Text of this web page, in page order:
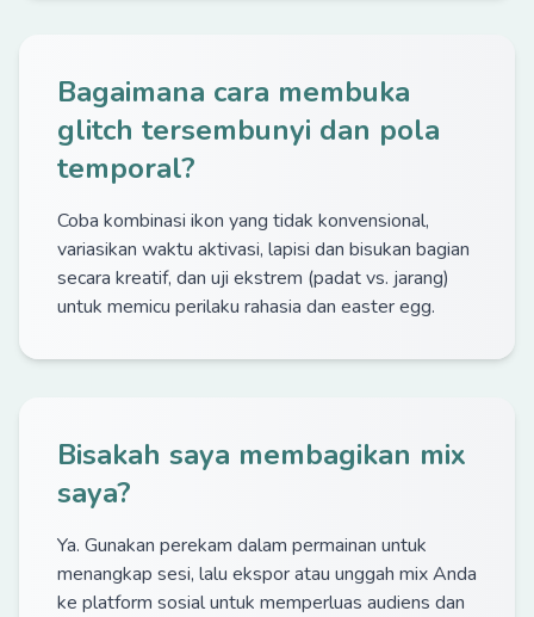
Bagaimana cara membuka
glitch tersembunyi dan pola
temporal?
Coba kombinasi ikon yang tidak konvensional,
variasikan waktu aktivasi, lapisi dan bisukan bagian
secara kreatif, dan uji ekstrem (padat vs. jarang)
untuk memicu perilaku rahasia dan easter egg.
Bisakah saya membagikan mix
saya?
Ya. Gunakan perekam dalam permainan untuk
menangkap sesi, lalu ekspor atau unggah mix Anda
ke platform sosial untuk memperluas audiens dan